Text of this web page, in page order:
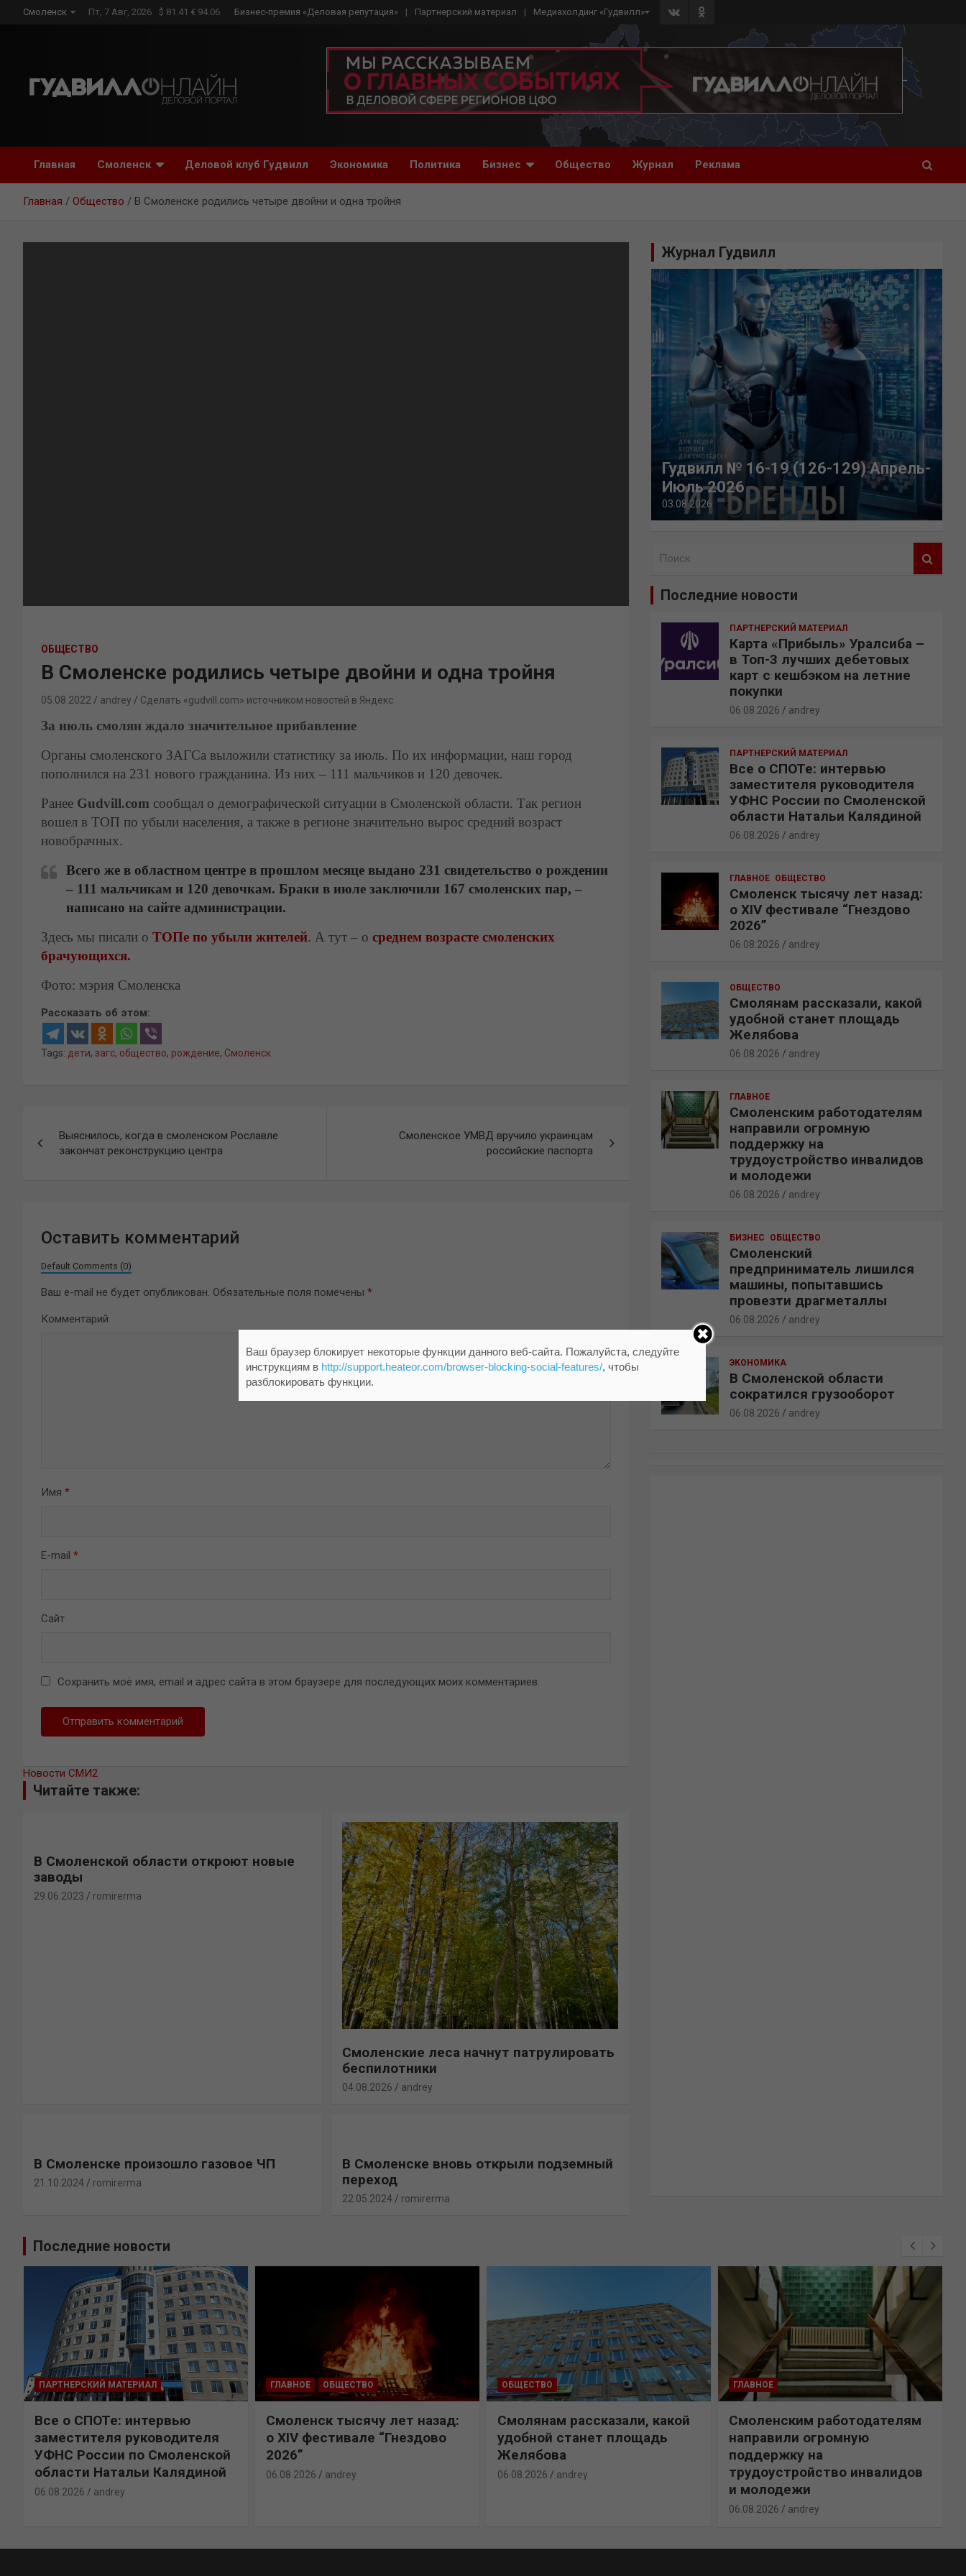
Смоленск Пт, 7 Авг, 2026 $ 81.41 € 94.06 Бизнес-премия «Деловая репутация» Партнерский материал Медиахолдинг «Гудвилл»
Главная Смоленск Деловой клуб Гудвилл Экономика Политика Бизнес Общество Журнал Реклама
Главная Общество В Смоленске родились четыре двойни и одна тройня
ОБЩЕСТВО
В Смоленске родились четыре двойни и одна тройня
05.08.2022 andrey Сделать «gudvill.com» источником новостей в Яндекс
За июль смолян ждало значительное прибавление
Органы смоленского ЗАГСа выложили статистику за июль. По их информации, наш город
пополнился на 231 нового гражданина. Из них – 111 мальчиков и 120 девочек.
Ранее Gudvill.com сообщал о демографической ситуации в Смоленской области. Так регион
вошел в ТОП по убыли населения, а также в регионе значительно вырос средний возраст
новобрачных.
Всего же в областном центре в прошлом месяце выдано 231 свидетельство о рождении
– 111 мальчикам и 120 девочкам. Браки в июле заключили 167 смоленских пар, –
написано на сайте администрации.
Здесь мы писали о ТОПе по убыли жителей. А тут – о среднем возрасте смоленских
брачующихся.
Фото: мэрия Смоленска
Рассказать об этом:
Tags: дети, загс, общество, рождение, Смоленск
по
Выяснилось, когда в смоленском Рославле
закончат реконструкцию центра
Смоленское УМВД вручило украинцам
российские паспорта
Оставить комментарий
Default Comments (0)
Ваш e-mail не будет опубликован. Обязательные поля помечены *
Комментарий
Имя *
E-mail *
Сайт
Сохранить моё имя, email и адрес сайта в этом браузере для последующих моих комментариев.
Новости СМИ2
Читайте также:
В Смоленской области откроют новые
заводы
29.06.2023 romirerma
Смоленские леса начнут патрулировать
беспилотники
04.08.2026 andrey
В Смоленске произошло газовое ЧП
21.10.2024 romirerma
В Смоленске вновь открыли подземный
переход
22.05.2024 romirerma
Журнал Гудвилл
Гудвилл № 16-19 (126-129) Апрель-
Июль 2026
03.08.2026
Последние новости
ПАРТНЕРСКИЙ МАТЕРИАЛ
Карта «Прибыль» Уралсиба –
в Топ-3 лучших дебетовых
карт с кешбэком на летние
покупки
06.08.2026 andrey
ПАРТНЕРСКИЙ МАТЕРИАЛ
Все о СПОТе: интервью
заместителя руководителя
УФНС России по Смоленской
области Натальи Калядиной
06.08.2026 andrey
ГЛАВНОЕ ОБЩЕСТВО
Смоленск тысячу лет назад:
о XIV фестивале “Гнездово
2026”
06.08.2026 andrey
ОБЩЕСТВО
Смолянам рассказали, какой
удобной станет площадь
Желябова
06.08.2026 andrey
ГЛАВНОЕ
Смоленским работодателям
направили огромную
поддержку на
трудоустройство инвалидов
и молодежи
06.08.2026 andrey
БИЗНЕС ОБЩЕСТВО
Смоленский
предприниматель лишился
машины, попытавшись
провезти драгметаллы
06.08.2026 andrey
ЭКОНОМИКА
В Смоленской области
сократился грузооборот
06.08.2026 andrey
Последние новости
ПАРТНЕРСКИЙ МАТЕРИАЛ
Все о СПОТе: интервью
заместителя руководителя
УФНС России по Смоленской
области Натальи Калядиной
06.08.2026 andrey
ГЛАВНОЕ ОБЩЕСТВО
Смоленск тысячу лет назад:
о XIV фестивале “Гнездово
2026”
06.08.2026 andrey
ОБЩЕСТВО
Смолянам рассказали, какой
удобной станет площадь
Желябова
06.08.2026 andrey
ГЛАВНОЕ
Смоленским работодателям
направили огромную
поддержку на
трудоустройство инвалидов
и молодежи
06.08.2026 andrey
Ваш браузер блокирует некоторые функции данного веб-сайта. Пожалуйста, следуйте
инструкциям в http://support.heateor.com/browser-blocking-social-features/, чтобы
разблокировать функции.